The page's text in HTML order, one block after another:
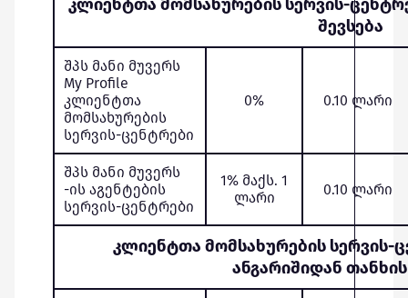
კლიენტთა მომსახურების სერვის-
შევსება
შპს მანი მუვერს
My Profile
კლიენტთა
მომსახურების
სერვის-ცენტრები
0% 0.10 ლარი
შპს მანი მუვერს
-ის აგენტების
სერვის-ცენტრები
1% მაქს. 1
ლარი
0.10 ლარი
კლიენტთა მომსახურების სერვის-
ანგარიშიდან